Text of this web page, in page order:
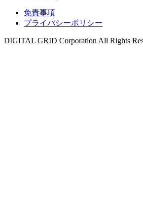
免責事項
プライバシーポリシー
DIGITAL GRID Corporation All Rights